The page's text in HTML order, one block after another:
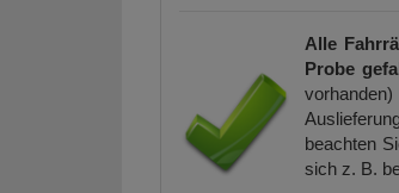
Alle
Probe
beachten
sich z. B.